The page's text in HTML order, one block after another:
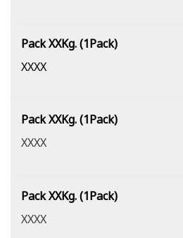
Pack XXKg. (1Pack)
XXXX
Pack XXKg. (1Pack)
XXXX
Pack XXKg. (1Pack)
XXXX